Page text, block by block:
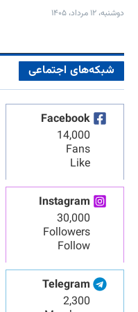
دوشنبه، ۱۲ مرداد، ۱۴۰۵
شبکه‌های اجتماعی
Facebook
14,000
Fans
Like
Instagram
30,000
Followers
Follow
Telegram
2,300